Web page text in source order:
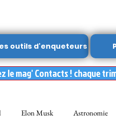
outils d'enqueteurs
le mag' Contacts ! chaque
Elon Musk Astronomie